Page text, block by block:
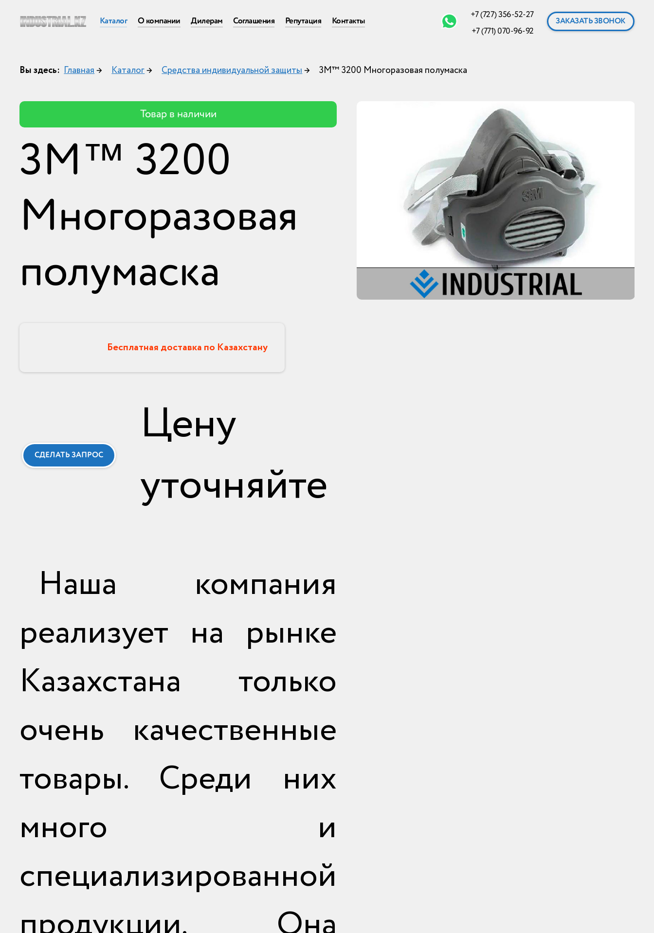
Каталог О компании Дилерам Соглашения Репутация Контакты
+7 (727) 356-52-27
+7 (771) 070-96-92
ЗАКАЗАТЬ ЗВОНОК
Вы здесь:Главная→ Каталог→ Средства индивидуальной защиты→ 3M™ 3200 Многоразовая полумаска
Товар в наличии
3M™ 3200
Многоразовая
полумаска
Бесплатная доставка по Казахстану
СДЕЛАТЬ ЗАПРОС
Цену
уточняйте
Наша компания
реализует на рынке
Казахстана только
очень качественные
товары. Среди них
много и
специализированной